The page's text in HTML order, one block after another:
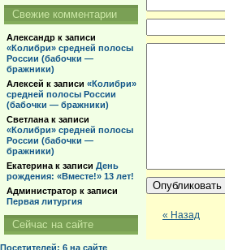
« Назад
Свежие комментарии
Александр к записи
«Колибри» средней полосы
России (бабочки —
бражники)
Алексей к записи «Колибри»
средней полосы России
(бабочки — бражники)
Светлана к записи
«Колибри» средней полосы
России (бабочки —
бражники)
Екатерина к записи День
рождения: «Вместе!» 13 лет!
Администратор к записи
Первая литургия
Сейчас на сайте
Посетителей: 6 на сайте